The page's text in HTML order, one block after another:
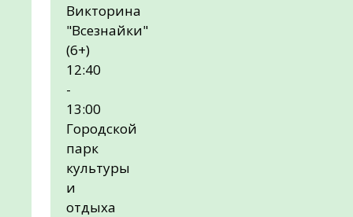
Викторина
"Всезнайки"
(6+)
12:40
-
13:00
Городской
парк
культуры
и
отдыха